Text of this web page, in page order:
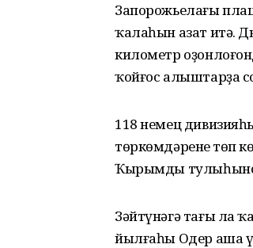
Запорожьелағы
ҡалаһын азат итә.
километр
ҡойғос алыштарҙа
118 немец
төркөмдәренең төп
Ҡырымды
Зәйтүнәгә тағы ла
йылғаһы Одер аша